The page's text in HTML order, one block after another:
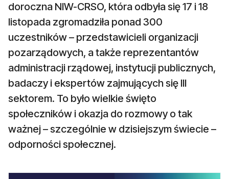
doroczna NIW-CRSO, która odbyła się 17 i 18
listopada zgromadziła ponad 300
uczestników – przedstawicieli organizacji
pozarządowych, a także reprezentantów
administracji rządowej, instytucji publicznych,
badaczy i ekspertów zajmujących się III
sektorem. To było wielkie święto
społeczników i okazja do rozmowy o tak
ważnej – szczególnie w dzisiejszym świecie –
odporności społecznej.